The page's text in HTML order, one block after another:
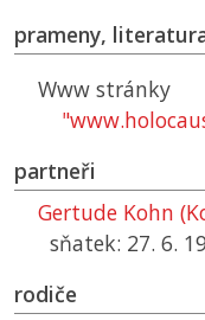
prameny,
Www stránky
partneři
Gertude Kohn
sňatek: 27. 6.
rodiče